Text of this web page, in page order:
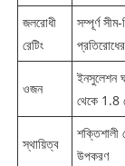
জলরোধী
রেটিং
সম্পূর্ণ
প্রতিরোধের
ওজন
ইনসুলেশন
থেকে 1.8
স্থায়িত্ব
শক্তিশালী
উপকরণ